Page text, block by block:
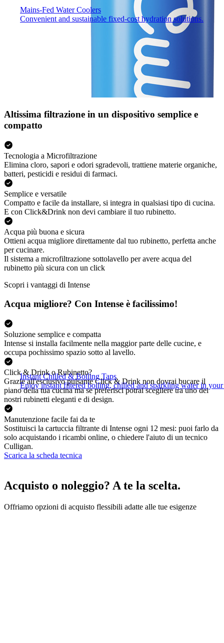
Mains-Fed Water Coolers​
Convenient and sustainable fixed-cost hydration solutions.
Instant Chilled & Boiling Taps
Enjoy instant filtered boiling, chilled and sparkling water in
Altissima filtrazione in un dispositivo semplice e
compatto
Tecnologia a Microfiltrazione
Elimina cloro, sapori e odori sgradevoli, trattiene materie organiche,
batteri, pesticidi e residui di farmaci.
Semplice e versatile
Compatto e facile da installare, si integra in qualsiasi tipo di cucina.
E con Click&Drink non devi cambiare il tuo rubinetto.
Acqua più buona e sicura
Ottieni acqua migliore direttamente dal tuo rubinetto, perfetta anche
per cucinare.
Il sistema a microfiltrazione sottolavello per avere acqua del
rubinetto più sicura con un click
Scopri i vantaggi di Intense
Acqua migliore? Con Intense è facilissimo!
Soluzione semplice e compatta
Intense si installa facilmente nella maggior parte delle cucine, e
occupa pochissimo spazio sotto al lavello.
Click & Drink o Rubinetto?
Grazie all'esclusivo pulsante Click & Drink non dovrai bucare il
piano della tua cucina ma se preferisci potrai scegliere tra uno dei
nostri rubinetti eleganti e di design.
Manutenzione facile fai da te
Sostituisci la cartuccia filtrante di Intense ogni 12 mesi: puoi farlo da
solo acquistando i ricambi online, o chiedere l'aiuto di un tecnico
Culligan.
Scarica la scheda tecnica
Acquisto o noleggio? A te la scelta.
Offriamo opzioni di acquisto flessibili adatte alle tue esigenze